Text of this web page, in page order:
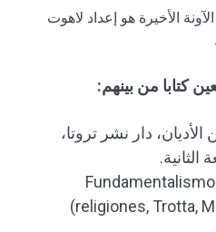
الأخيرة هو إعداد لاهوت
كتابا من بينهم:
الأديان، دار نشر تروتا،
الطبعة الثانية.
religiones, Trotta,
)